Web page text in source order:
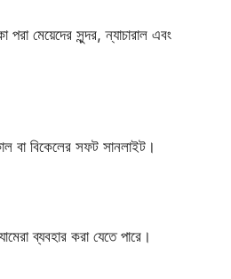
মেয়েদের সুন্দর, ন্যাচারাল এবং
বা বিকেলের সফট সানলাইট।
ব্যবহার করা যেতে পারে।